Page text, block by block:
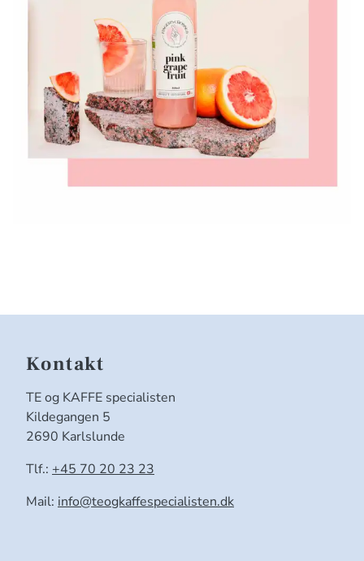
Kontakt
TE og KAFFE specialisten
Kildegangen 5
2690 Karlslunde
Tlf.: +45 70 20 23 23
Mail: info@teogkaffespecialisten.dk